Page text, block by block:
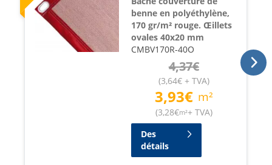
benne en polyéthylène,
170 gr/m² rouge. Œillets
ovales 40x20 mm
CMBV170R-40O
4,37€
(3,64€+ TVA)
3,93€ m²
(3,28€m²+ TVA)
Des
détails